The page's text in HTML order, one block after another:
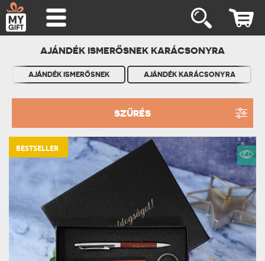
AJÁNDÉK ISMERŐSNEK KARÁCSONYRA
AJÁNDÉK ISMERŐSNEK AJÁNDÉK KARÁCSONYRA
SZŰRÉS
BESTSELLER